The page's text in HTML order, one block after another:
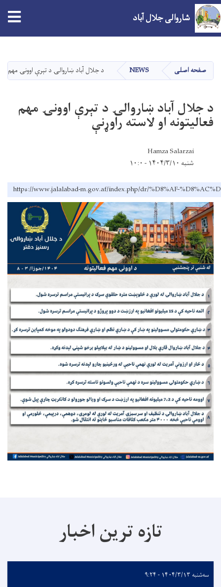
main
content
شاروالی جلال آباد
صفحه اصلی NEWS د جلال آباد ښاروالۍ د تېرې اوونۍ مهم
د جلال آباد ښاروالۍ د تېرې اوونۍ مهم
فعالیتونه او لاسته راوړنې
Hamza Salarzai
شنبه ۱۴۰۴/۳/۱۰ - ۱۰:۰
https://www.jalalabad-m.gov.af/index.php/dr/%D8%AF-
تازه ترین اخبار
سه‌شنبه ۱۴۰۴/۳/۱۳ - ۹:۲۴